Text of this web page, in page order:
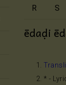
R S
ēdaḍi
* -